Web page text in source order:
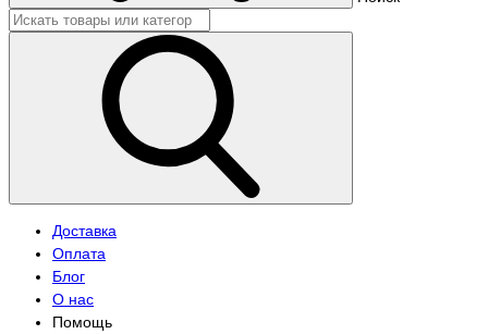
Доставка
Оплата
Блог
О нас
Помощь